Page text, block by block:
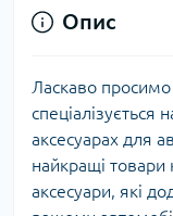
Опис
Ласкаво
спеціалізується
аксесуарах для
найкращі товари
аксесуари, які